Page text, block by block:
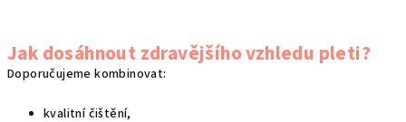
Jak dosáhnout zdravějšího vzhledu pleti?
Doporučujeme kombinovat:
kvalitní čištění,